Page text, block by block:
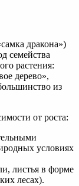
дракона»)
семейства
растения:
дерево»,
из
от роста:
условиях
листья в форме
лесах).